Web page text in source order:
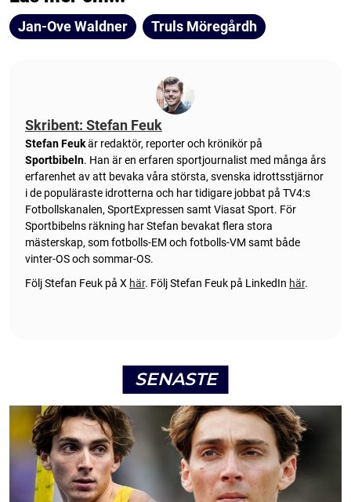
Jan-Ove Waldner Truls Möregårdh
Skribent: Stefan Feuk
Stefan Feukär redaktör, reporter och krönikör på
Sportbibeln. Han är en erfaren sportjournalist med många års
erfarenhet av att bevaka våra största, svenska idrottsstjärnor
i de populäraste idrotterna och har tidigare jobbat på TV4:s
Fotbollskanalen, SportExpressen samt Viasat Sport. För
Sportbibelns räkning har Stefan bevakat flera stora
mästerskap, som fotbolls-EM och fotbolls-VM samt både
vinter-OS och sommar-OS.
Följ Stefan Feuk på X här. Följ Stefan Feuk på LinkedIn här.
SENASTE